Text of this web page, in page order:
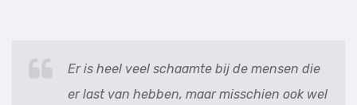
Er is heel veel schaamte bij de mensen die
er last van hebben, maar misschien ook wel